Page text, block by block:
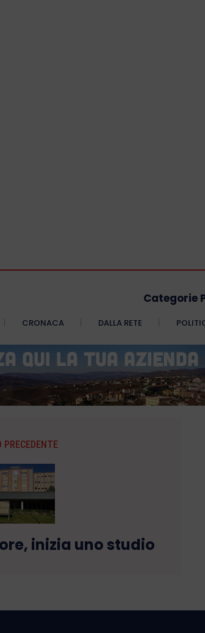
Categorie
CRONACA DALLA RETE
PRECEDENTE
inizia uno studio